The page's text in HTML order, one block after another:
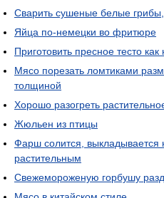
Сварить сушеные белые
Яйца по-немецки во фритюре
Приготовить пресное тесто
Мясо порезать ломтиками
толщиной
Хорошо разогреть
Жюльен из птицы
Фарш солится,
растительным
Свежемороженую горбушу